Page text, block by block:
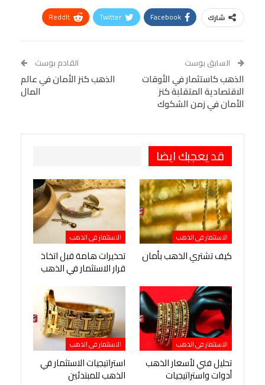
شارك Facebook
Twitter
ReddIt
Tumblr
البريد الإلكتروني
StumbleUpon
VK
Digg
LINE
السابق بوست
الذهب كاستثمار في الأوقات
الاقتصادية المتقلبة كنز
الأمان في زمن الشكوك
القادم بوست
الذهب كنز الأمان في عالم
المال
قد يعجبك ايضا
الاستثمار فى الذهب
كيف تشتري الذهب بأمان
الاستثمار فى الذهب
تحذيرات هامة قبل اتخاذ
قرار الاستثمار في الذهب
الاستثمار فى الذهب
تحليل فني لأسعار الذهب
أدوات واستراتيجيات
الاستثمار فى الذهب
استراتيجيات الاستثمار في
الذهب للمبتدئين